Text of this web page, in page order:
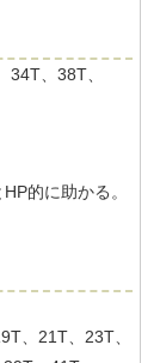
34T、38T、
的に助かる。
、21T、23T、